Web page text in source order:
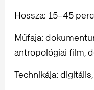
Hossza: 15–45 perc
Műfaja:
antropológiai film,
Technikája: